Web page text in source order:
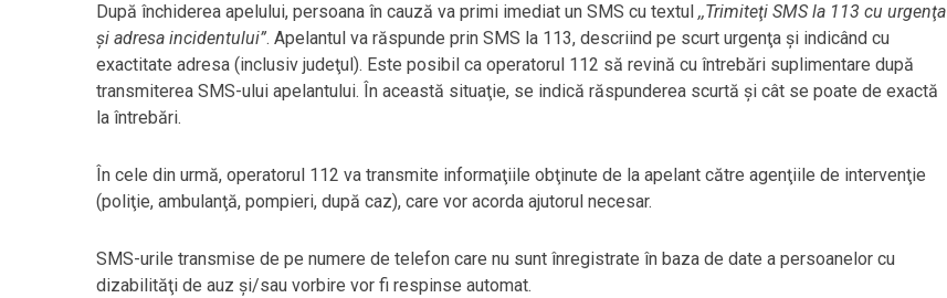
După închiderea apelului, persoana în cauză va primi imediat un SMS cu textul ,,Trimiteţi SMS la 113 cu urgenţa
şi adresa incidentului”. Apelantul va răspunde prin SMS la 113, descriind pe scurt urgenţa şi indicând cu
exactitate adresa (inclusiv judeţul). Este posibil ca operatorul 112 să revină cu întrebări suplimentare după
transmiterea SMS-ului apelantului. În această situaţie, se indică răspunderea scurtă şi cât se poate de exactă
la întrebări.
În cele din urmă, operatorul 112 va transmite informaţiile obţinute de la apelant către agenţiile de intervenţie
(poliţie, ambulanţă, pompieri, după caz), care vor acorda ajutorul necesar.
SMS-urile transmise de pe numere de telefon care nu sunt înregistrate în baza de date a persoanelor cu
dizabilităţi de auz şi/sau vorbire vor fi respinse automat.